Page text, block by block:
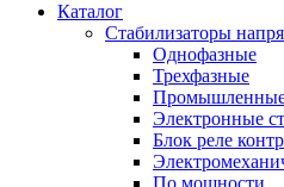
Каталог
Стабилизаторы
Однофазные
Трехфазные
Промышленные
Электронные
Блок реле
По мощности